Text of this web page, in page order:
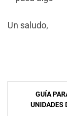
Un saludo,
GUÍA
UNIDADES